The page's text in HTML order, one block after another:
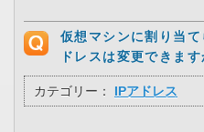
仮想マシンに割り当
ドレスは変更できます
カテゴリー： IPアドレス